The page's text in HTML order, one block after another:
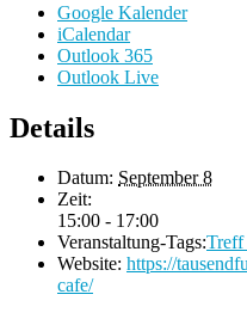
Google Kalender
iCalendar
Outlook 365
Outlook Live
Details
Datum: September 8
Zeit:
15:00 - 17:00
Veranstaltung-Tags:Treff
Website: https://
cafe/